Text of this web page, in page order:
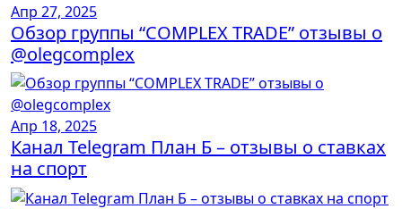
Апр 27, 2025
Обзор группы “COMPLEX TRADE” отзывы о
@olegcomplex
Апр 18, 2025
Канал Telegram План Б – отзывы о ставках
на спорт